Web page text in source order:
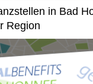
in Bad
Region